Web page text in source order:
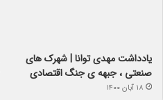
یادداشت مهدی توانا | شهرک های
صنعتی ، جبهه ی جنگ اقتصادی
۱۸ آبان ۱۴۰۰